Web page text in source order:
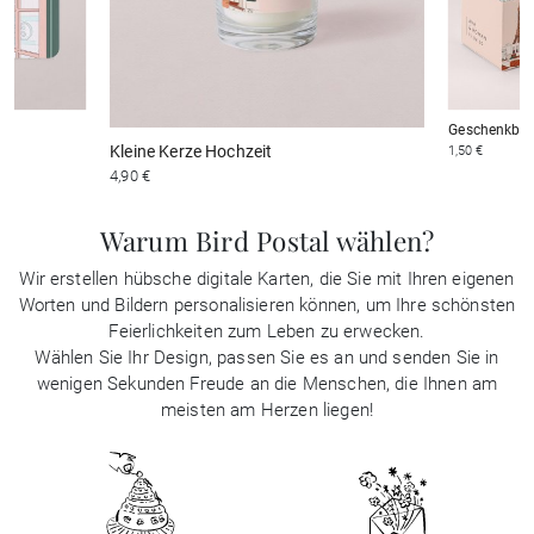
Kleine Kerze Hochzeit
4,90 €
1,50 €
Warum Bird Postal wählen?
Wir erstellen hübsche digitale Karten, die Sie mit Ihren eigenen
Worten und Bildern personalisieren können, um Ihre schönsten
Feierlichkeiten zum Leben zu erwecken.
Wählen Sie Ihr Design, passen Sie es an und senden Sie in
wenigen Sekunden Freude an die Menschen, die Ihnen am
meisten am Herzen liegen!